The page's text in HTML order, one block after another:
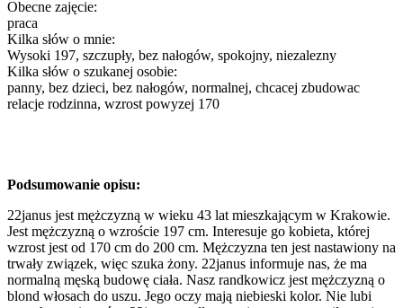
Obecne zajęcie:
praca
Kilka słów o mnie:
Wysoki 197, szczupły, bez nałogów, spokojny, niezalezny
Kilka słów o szukanej osobie:
panny, bez dzieci, bez nałogów, normalnej, chcacej zbudowac
relacje rodzinna, wzrost powyzej 170
Podsumowanie opisu:
22janus jest mężczyzną w wieku 43 lat mieszkającym w Krakowie.
Jest mężczyzną o wzroście 197 cm. Interesuje go kobieta, której
wzrost jest od 170 cm do 200 cm. Mężczyzna ten jest nastawiony na
trwały związek, więc szuka żony. 22janus informuje nas, że ma
normalną męską budowę ciała. Nasz randkowicz jest mężczyzną o
blond włosach do uszu. Jego oczy mają niebieski kolor. Nie lubi